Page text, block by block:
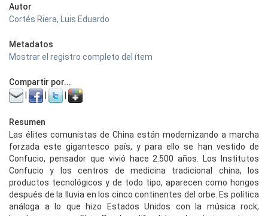
Autor
Cortés Riera, Luis Eduardo
Metadatos
Mostrar el registro completo del ítem
Compartir por...
Resumen
Las élites comunistas de China están modernizando a marcha
forzada este gigantesco país, y para ello se han vestido de
Confucio, pensador que vivió hace 2.500 años. Los Institutos
Confucio y los centros de medicina tradicional china, los
productos tecnológicos y de todo tipo, aparecen como hongos
después de la lluvia en los cinco continentes del orbe. Es política
análoga a lo que hizo Estados Unidos con la música rock,